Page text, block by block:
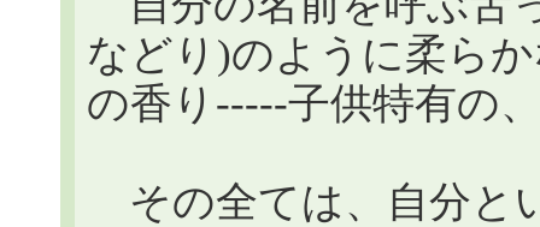
などり)のように柔ら
の香り-----子供特有の
その全ては、自分と